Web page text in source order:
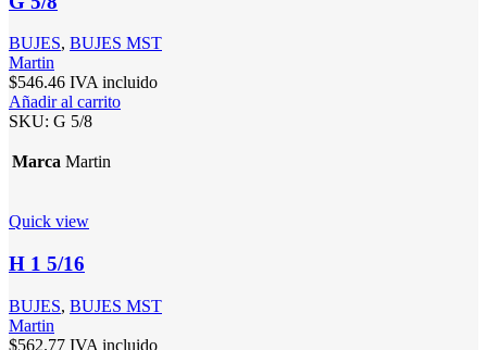
BUJES, BUJES MST
Martin
$546.46 IVA incluido
Añadir al carrito
SKU: G 5/8
Marca Martin
Quick view
H 1 5/16
BUJES, BUJES MST
Martin
$562.77 IVA incluido